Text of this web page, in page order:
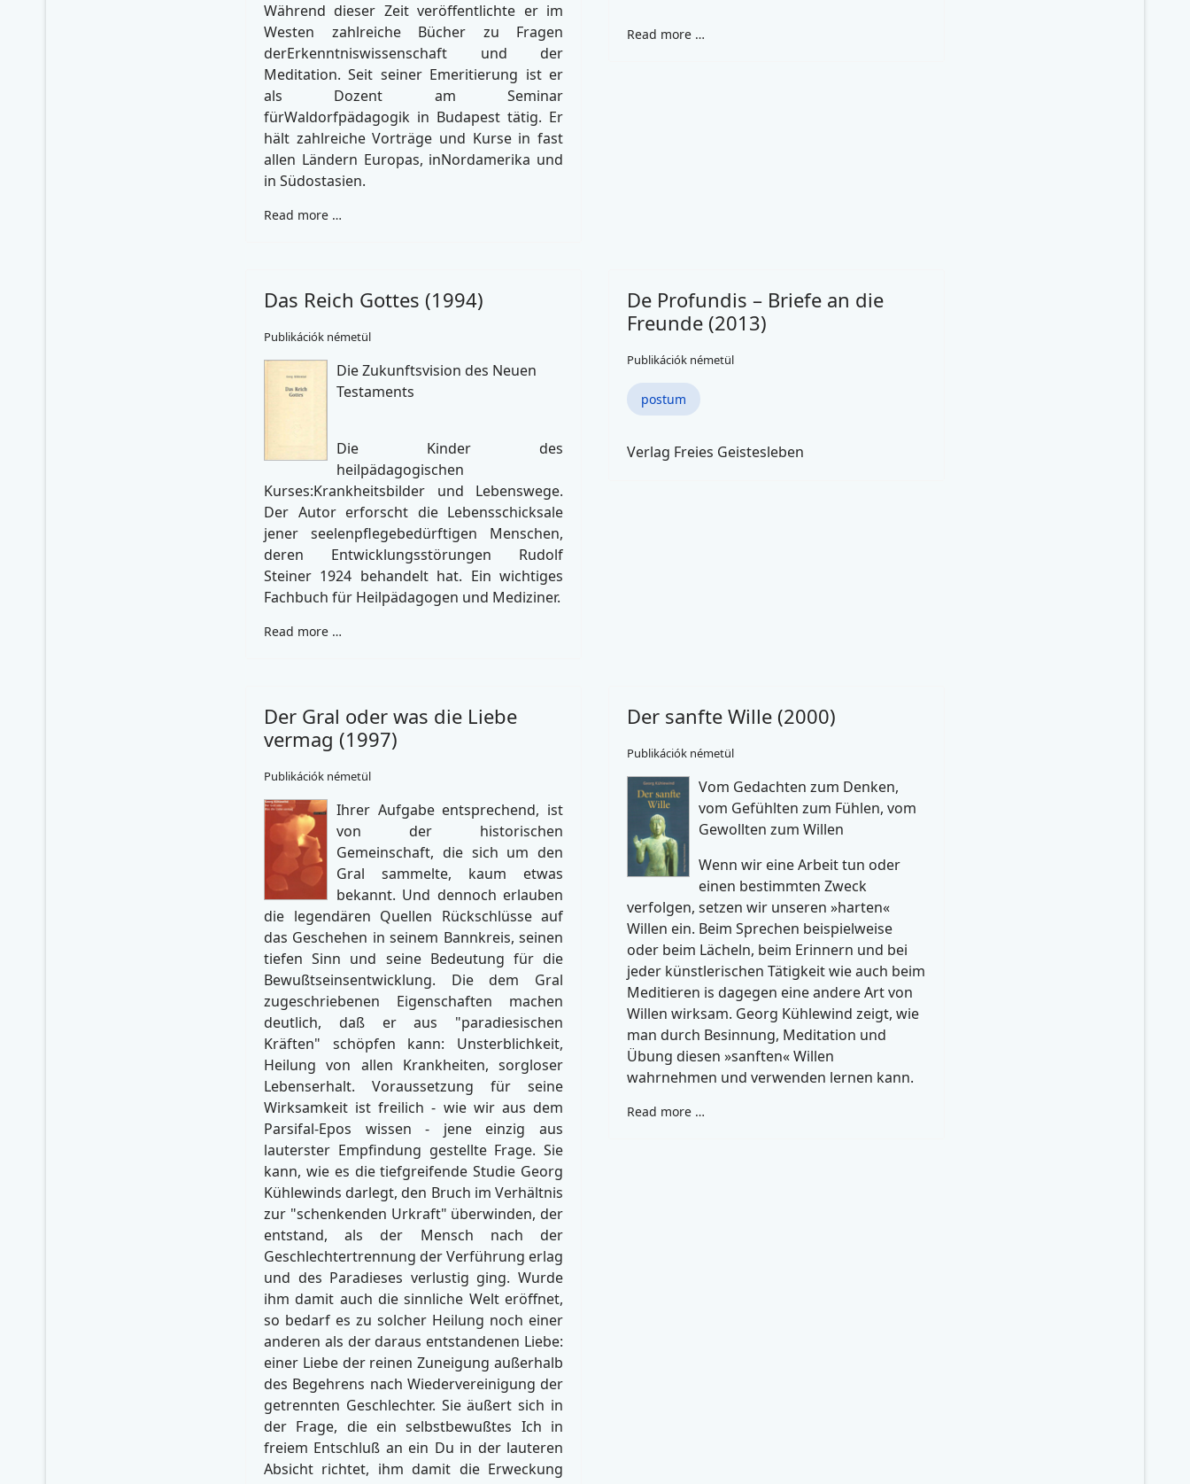
Während dieser Zeit veröffentlichte er im
Westen zahlreiche Bücher zu Fragen
derErkenntniswissenschaft und der
Meditation. Seit seiner Emeritierung ist er
als Dozent am Seminar
fürWaldorfpädagogik in Budapest tätig. Er
hält zahlreiche Vorträge und Kurse in fast
allen Ländern Europas, inNordamerika und
in Südostasien.
Read more …
Read more …
Das Reich Gottes (1994)
Publikációk németül
Die Zukunftsvision des Neuen
Testaments
Die Kinder des
heilpädagogischen
Kurses:Krankheitsbilder und Lebenswege.
Der Autor erforscht die Lebensschicksale
jener seelenpflegebedürftigen Menschen,
deren Entwicklungsstörungen Rudolf
Steiner 1924 behandelt hat. Ein wichtiges
Fachbuch für Heilpädagogen und Mediziner.
Read more …
De Profundis – Briefe an die
Freunde (2013)
Publikációk németül
postum
Verlag Freies Geistesleben
Der Gral oder was die Liebe
vermag (1997)
Publikációk németül
Ihrer Aufgabe entsprechend, ist
von der historischen
Gemeinschaft, die sich um den
Gral sammelte, kaum etwas
bekannt. Und dennoch erlauben
die legendären Quellen Rückschlüsse auf
das Geschehen in seinem Bannkreis, seinen
tiefen Sinn und seine Bedeutung für die
Bewußtseinsentwicklung. Die dem Gral
zugeschriebenen Eigenschaften machen
deutlich, daß er aus "paradiesischen
Kräften" schöpfen kann: Unsterblichkeit,
Heilung von allen Krankheiten, sorgloser
Lebenserhalt. Voraussetzung für seine
Wirksamkeit ist freilich - wie wir aus dem
Parsifal-Epos wissen - jene einzig aus
lauterster Empfindung gestellte Frage. Sie
kann, wie es die tiefgreifende Studie Georg
Kühlewinds darlegt, den Bruch im Verhältnis
zur "schenkenden Urkraft" überwinden, der
entstand, als der Mensch nach der
Geschlechtertrennung der Verführung erlag
und des Paradieses verlustig ging. Wurde
ihm damit auch die sinnliche Welt eröffnet,
so bedarf es zu solcher Heilung noch einer
anderen als der daraus entstandenen Liebe:
einer Liebe der reinen Zuneigung außerhalb
des Begehrens nach Wiedervereinigung der
getrennten Geschlechter. Sie äußert sich in
der Frage, die ein selbstbewußtes Ich in
freiem Entschluß an ein Du in der lauteren
Absicht richtet, ihm damit die Erweckung
Der sanfte Wille (2000)
Publikációk németül
Vom Gedachten zum Denken,
vom Gefühlten zum Fühlen, vom
Gewollten zum Willen
Wenn wir eine Arbeit tun oder
einen bestimmten Zweck
verfolgen, setzen wir unseren »harten«
Willen ein. Beim Sprechen beispielweise
oder beim Lächeln, beim Erinnern und bei
jeder künstlerischen Tätigkeit wie auch beim
Meditieren is dagegen eine andere Art von
Willen wirksam. Georg Kühlewind zeigt, wie
man durch Besinnung, Meditation und
Übung diesen »sanften« Willen
wahrnehmen und verwenden lernen kann.
Read more …